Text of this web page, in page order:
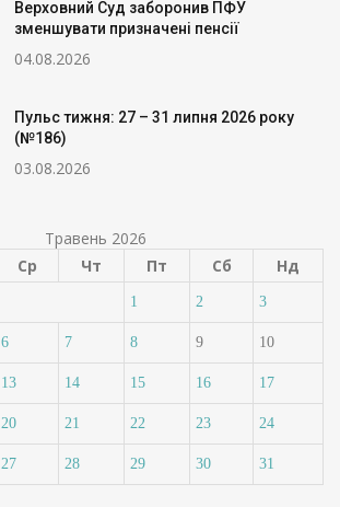
Верховний Суд заборонив ПФУ
зменшувати призначені пенсії
04.08.2026
Пульс тижня: 27 – 31 липня 2026 року
(№186)
03.08.2026
Травень 2026
Ср Чт Пт Сб Нд
1 2 3
6 7 8 9 10
13 14 15 16 17
20 21 22 23 24
27 28 29 30 31